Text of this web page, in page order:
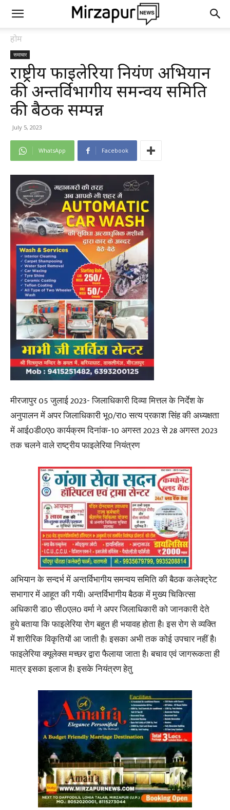
होम
समाचार
राष्ट्रीय फाइलेरिया नियंत्रण अभियान
की अन्तर्विभागीय समन्वय समिति
की बैठक सम्पन्न
July 5, 2023
WhatsApp Facebook
मीरजापुर 05 जुलाई 2023- जिलाधिकारी दिव्या मित्तल के निर्देश के
अनुपालन में अपर जिलाधिकारी भू0/रा0 सत्य प्रकाश सिंह की अध्यक्षता
में आई0डी0ए0 कार्यक्रम दिनांक-10 अगस्त 2023 से 28 अगस्त 2023
तक चलने वाले राष्ट्रीय फाइलेरिया नियंत्रण
अभियान के सन्दर्भ में अन्तर्विभागीय समन्वय समिति की बैठक कलेक्ट्रेट
सभागार में आहूत की गयी। अन्तर्विभागीय बैठक में मुख्य चिकित्सा
अधिकारी डा0 सी0एल0 वर्मा ने अपर जिलाधिकारी को जानकारी देते
हुये बताया कि फाइलेरिया रोग बहुत ही भयावह होता है। इस रोग से व्यक्ति
में शारीरिक विकृतियों आ जाती है। इसका अभी तक कोई उपचार नहीं है।
फाइलेरिया क्यूलेक्स मच्छर द्वारा फैलाया जाता है। बचाव एवं जागरूकता ही
मात्र इसका इलाज है। इसके नियंत्रण हेतु